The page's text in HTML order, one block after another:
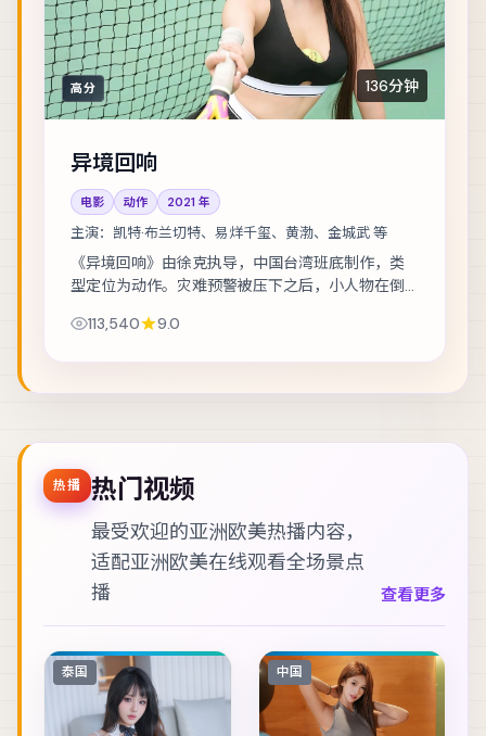
高分 136分钟
异境回响
电影 动作 2021 年
主演： 凯特·布兰切特、易烊千玺、黄渤、金城武 等
《异境回响》由徐克执导，中国台湾班底制作，类
型定位为动作。灾难预警被压下之后，小人物在倒
烊千玺、黄渤 等，表演层次丰富。群戏调度成...
113,540 9.0
热播 热门视频
最受欢迎的亚洲欧美热播内容，
适配亚洲欧美在线观看全场景点
播
查看更多
泰国 中国